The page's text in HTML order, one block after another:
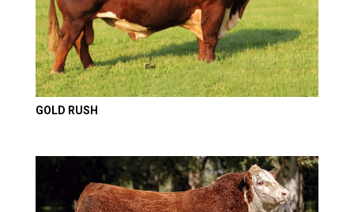
GOLD RUSH